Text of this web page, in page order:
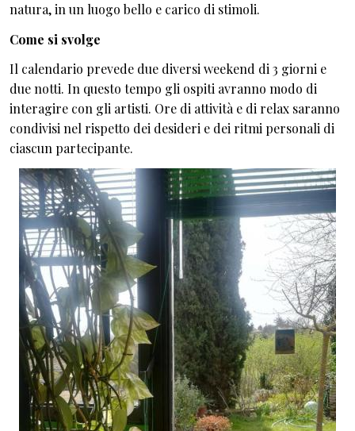
natura, in un luogo bello e carico di stimoli.
Come si svolge
Il calendario prevede due diversi weekend di 3 giorni e
due notti. In questo tempo gli ospiti avranno modo di
interagire con gli artisti. Ore di attività e di relax saranno
condivisi nel rispetto dei desideri e dei ritmi personali di
ciascun partecipante.